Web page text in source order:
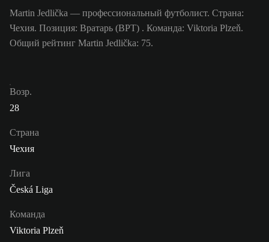
Martin Jedlička — профессиональный футболист. Страна:
Чехия. Позиция: Вратарь (ВРТ) . Команда: Viktoria Plzeň.
Общий рейтинг Martin Jedlička: 75.
Возр.
28
Страна
Чехия
Лига
Česká Liga
Команда
Viktoria Plzeň